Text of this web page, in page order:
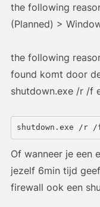
the following
(Planned) >
the following
found komt door
shutdown.exe /r /f
shutdown.exe /
Of wanneer je een
jezelf 6min tijd
firewall ook een